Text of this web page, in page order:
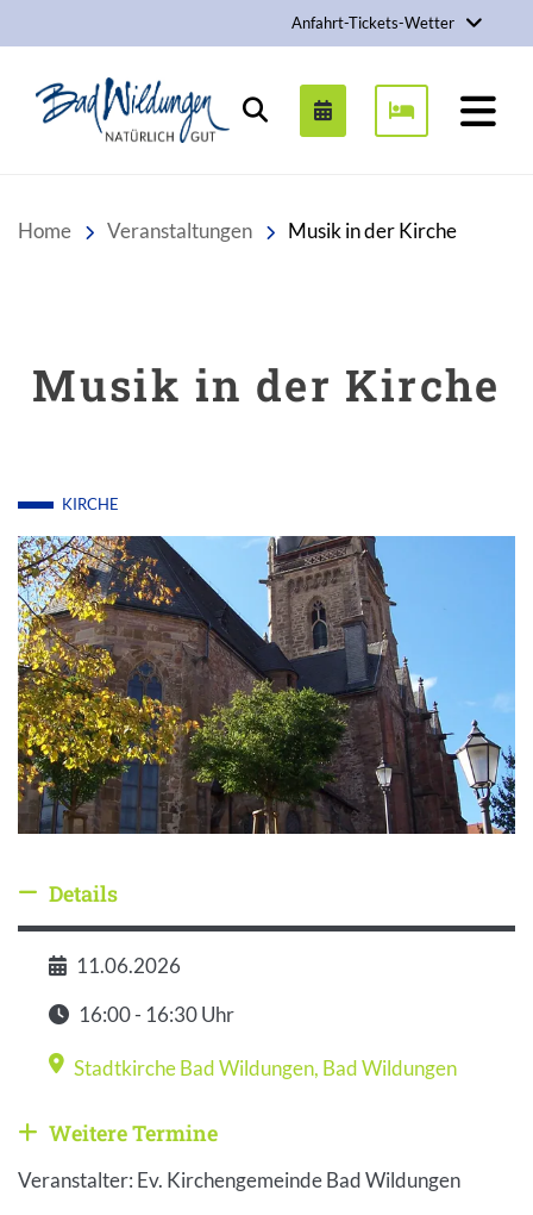
Anfahrt-Tickets-Wetter
Stadt Bad Wildungen
Suchen
Home Veranstaltungen Musik in der Kirche
Musik in der Kirche
KIRCHE
Details ausblenden
Details
Datum
11.06.2026
Zeit
16:00 - 16:30 Uhr
Veranstaltungsort
Stadtkirche Bad Wildungen, Bad Wildungen
Weitere Veranstaltungen anzeigen
Weitere Termine
Veranstalter: Ev. Kirchengemeinde Bad Wildungen